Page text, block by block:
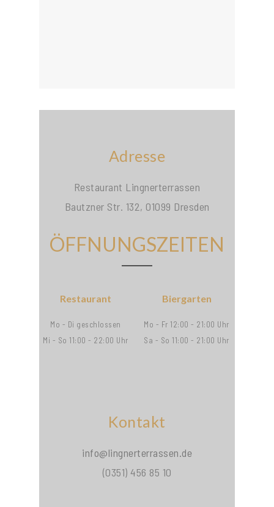
Adresse
Restaurant Lingnerterrassen
Bautzner Str. 132, 01099 Dresden
ÖFFNUNGSZEITEN
Restaurant
Mo - Di geschlossen
Mi - So 11:00 - 22:00 Uhr
Biergarten
Mo - Fr 12:00 - 21:00 Uhr
Sa - So 11:00 - 21:00 Uhr
Kontakt
info@lingnerterrassen.de
(0351) 456 85 10